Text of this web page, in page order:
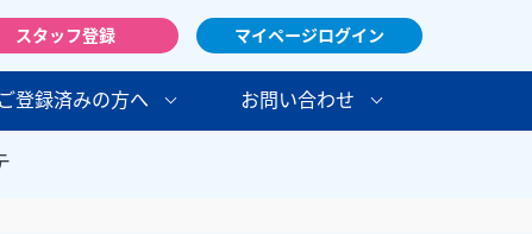
スタッフ登録 マイページログイン
ご登録済みの方へ お問い合わせ